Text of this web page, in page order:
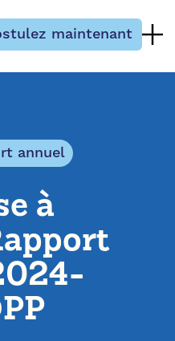
maintenant
annuel
à